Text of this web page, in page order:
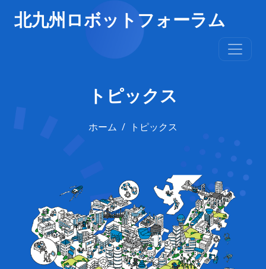
北九州ロボットフォーラム
トピックス
ホーム トピックス